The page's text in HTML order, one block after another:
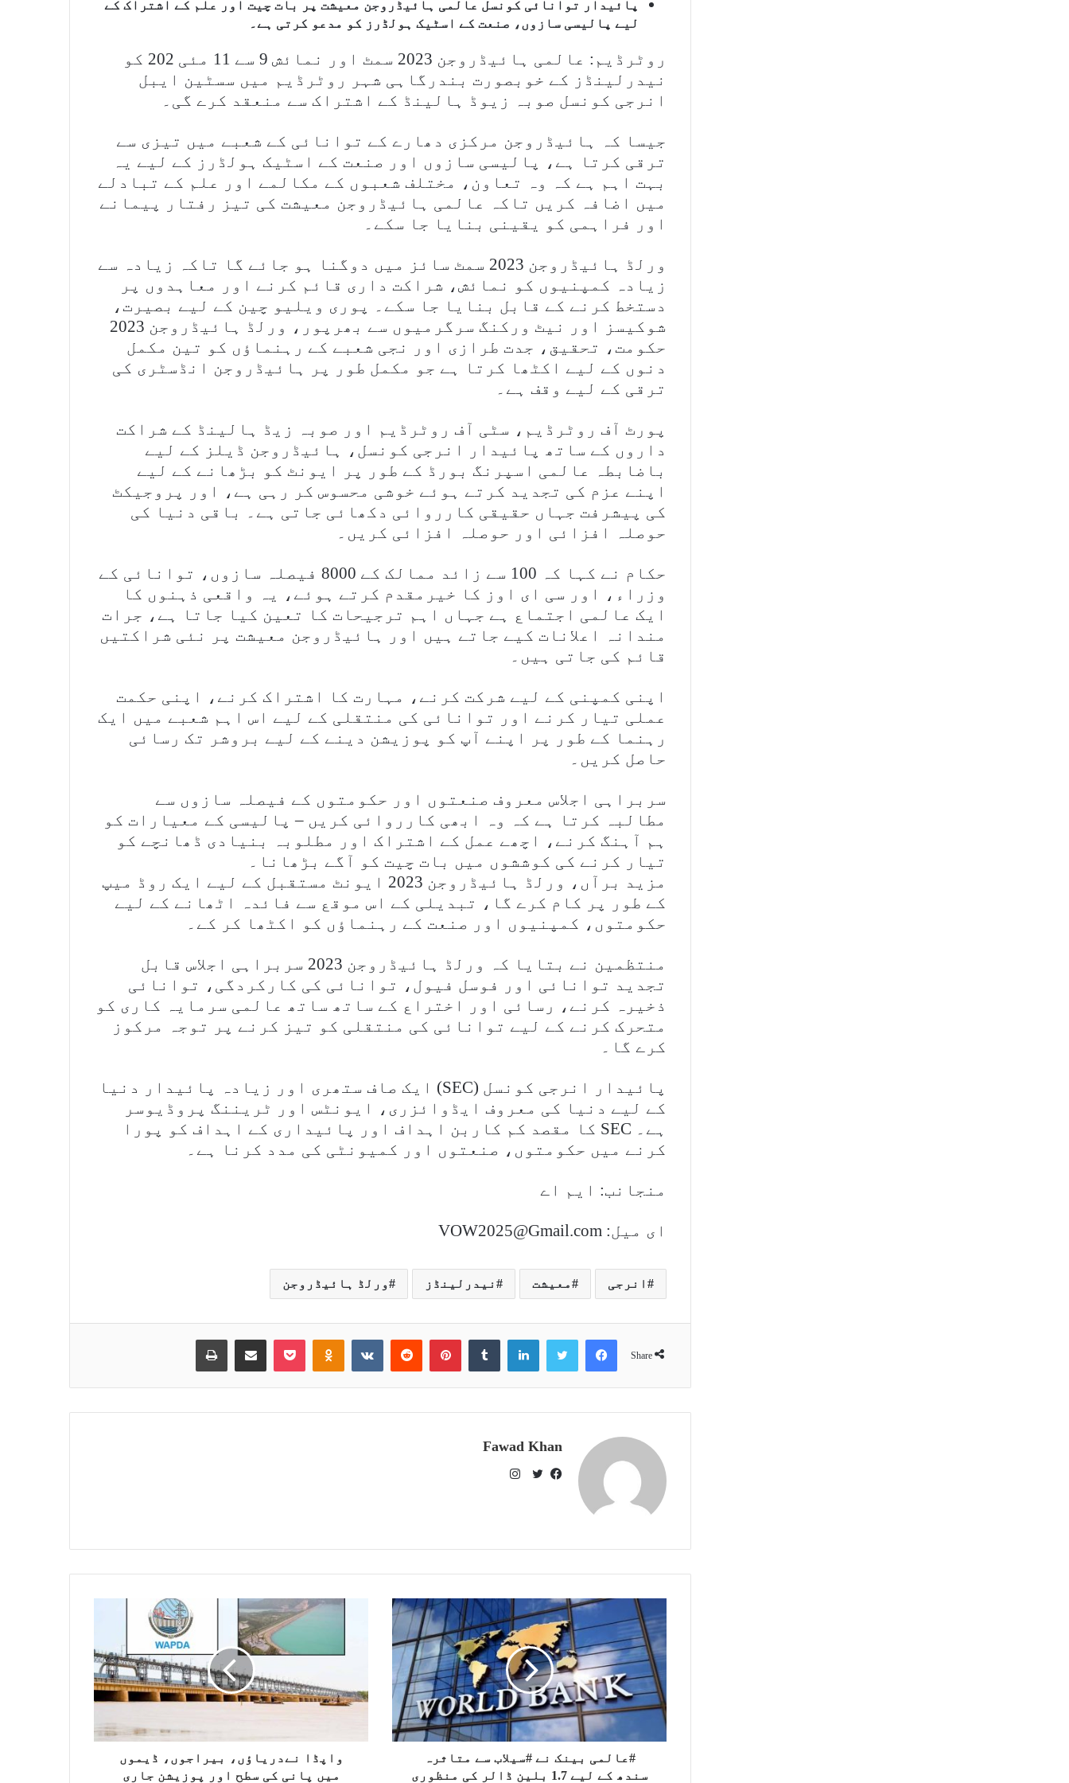
پائیدار توانائی کونسل عالمی ہائیڈروجن معیشت پر بات چیت اور علم کے اشتراک کے
لیے پالیسی سازوں، صنعت کے اسٹیک ہولڈرز کو مدعو کرتی ہے۔
روٹرڈیم: عالمی ہائیڈروجن 2023 سمٹ اور نمائش 9 سے 11 مئی 202 کو
نیدرلینڈز کے خوبصورت بندرگاہی شہر روٹرڈیم میں سسٹین ایبل
انرجی کونسل صوبہ زیوڈ ہالینڈ کے اشتراک سے منعقد کرے گی۔
جیسا کہ ہائیڈروجن مرکزی دھارے کے توانائی کے شعبے میں تیزی سے
ترقی کرتا ہے، پالیسی سازوں اور صنعت کے اسٹیک ہولڈرز کے لیے یہ
بہت اہم ہے کہ وہ تعاون، مختلف شعبوں کے مکالمے اور علم کے تبادلے
میں اضافہ کریں تاکہ عالمی ہائیڈروجن معیشت کی تیز رفتار پیمانے
اور فراہمی کو یقینی بنایا جا سکے۔
ورلڈ ہائیڈروجن 2023 سمٹ سائز میں دوگنا ہو جائے گا تاکہ زیادہ سے
زیادہ کمپنیوں کو نمائش، شراکت داری قائم کرنے اور معاہدوں پر
دستخط کرنے کے قابل بنایا جا سکے۔ پوری ویلیو چین کے لیے بصیرت،
شوکیسز اور نیٹ ورکنگ سرگرمیوں سے بھرپور، ورلڈ ہائیڈروجن 2023
حکومت، تحقیق، جدت طرازی اور نجی شعبے کے رہنماؤں کو تین مکمل
دنوں کے لیے اکٹھا کرتا ہے جو مکمل طور پر ہائیڈروجن انڈسٹری کی
ترقی کے لیے وقف ہے۔
پورٹ آف روٹرڈیم، سٹی آف روٹرڈیم اور صوبہ زیڈ ہالینڈ کے شراکت
داروں کے ساتھ پائیدار انرجی کونسل، ہائیڈروجن ڈیلز کے لیے
باضابطہ عالمی اسپرنگ بورڈ کے طور پر ایونٹ کو بڑھانے کے لیے
اپنے عزم کی تجدید کرتے ہوئے خوشی محسوس کر رہی ہے، اور پروجیکٹ
کی پیشرفت جہاں حقیقی کارروائی دکھائی جاتی ہے۔ باقی دنیا کی
حوصلہ افزائی اور حوصلہ افزائی کریں۔
حکام نے کہا کہ 100 سے زائد ممالک کے 8000 فیصلہ سازوں، توانائی کے
وزراء، اور سی ای اوز کا خیرمقدم کرتے ہوئے، یہ واقعی ذہنوں کا
ایک عالمی اجتماع ہے جہاں اہم ترجیحات کا تعین کیا جاتا ہے، جرات
مندانہ اعلانات کیے جاتے ہیں اور ہائیڈروجن معیشت پر نئی شراکتیں
قائم کی جاتی ہیں۔
اپنی کمپنی کے لیے شرکت کرنے، مہارت کا اشتراک کرنے، اپنی حکمت
عملی تیار کرنے اور توانائی کی منتقلی کے لیے اس اہم شعبے میں ایک
رہنما کے طور پر اپنے آپ کو پوزیشن دینے کے لیے بروشر تک رسائی
حاصل کریں۔
سربراہی اجلاس معروف صنعتوں اور حکومتوں کے فیصلہ سازوں سے
مطالبہ کرتا ہے کہ وہ ابھی کارروائی کریں – پالیسی کے معیارات کو
ہم آہنگ کرنے، اچھے عمل کے اشتراک اور مطلوبہ بنیادی ڈھانچے کو
تیار کرنے کی کوششوں میں بات چیت کو آگے بڑھانا۔
مزید برآں، ورلڈ ہائیڈروجن 2023 ایونٹ مستقبل کے لیے ایک روڈ میپ
کے طور پر کام کرے گا، تبدیلی کے اس موقع سے فائدہ اٹھانے کے لیے
حکومتوں، کمپنیوں اور صنعت کے رہنماؤں کو اکٹھا کر کے۔
منتظمین نے بتایا کہ ورلڈ ہائیڈروجن 2023 سربراہی اجلاس قابل
تجدید توانائی اور فوسل فیول، توانائی کی کارکردگی، توانائی
ذخیرہ کرنے، رسائی اور اختراع کے ساتھ ساتھ عالمی سرمایہ کاری کو
متحرک کرنے کے لیے توانائی کی منتقلی کو تیز کرنے پر توجہ مرکوز
کرے گا۔
پائیدار انرجی کونسل (SEC) ایک صاف ستھری اور زیادہ پائیدار دنیا
کے لیے دنیا کی معروف ایڈوائزری، ایونٹس اور ٹریننگ پروڈیوسر
ہے۔ SEC کا مقصد کم کاربن اہداف اور پائیداری کے اہداف کو پورا
کرنے میں حکومتوں، صنعتوں اور کمیونٹی کی مدد کرنا ہے۔
منجانب: ایم اے
ای میل: VOW2025@Gmail.com
انرجی معیشت نیدرلینڈز ورلڈ ہائیڈروجن
Share
Facebook
LinkedIn
Fawad Khan
e
o
k
t
r
a
m
#عالمی بینک نے #سیلاب سے متاثرہ
سندھ کے لیے 1.7 بلین ڈالر کی منظوری
واپڈا نےدریاؤں، بیراجوں، ڈیموں
میں پانی کی سطح اور پوزیشن جاری